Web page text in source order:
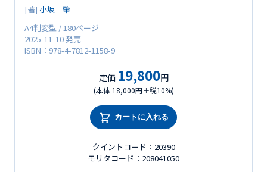
[著] 小坂 肇
A4判変型 / 180ページ
2025-11-10 発売
ISBN：978-4-7812-1158-9
定価 19,800円
(本体 18,000円＋税10%)
カートに入れる
クイントコード：20390
モリタコード：208041050